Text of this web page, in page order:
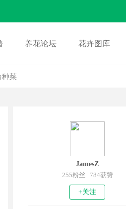
养花论坛 花卉图库
种菜
JamesZ
255粉丝 784获赞
+关注